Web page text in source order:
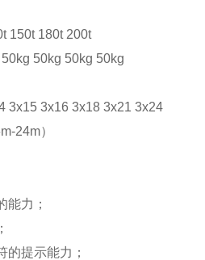
150t 180t 200t
50kg 50kg 50kg
3x15 3x16 3x18 3x21 3x24
24m）
能力；
的提示能力；